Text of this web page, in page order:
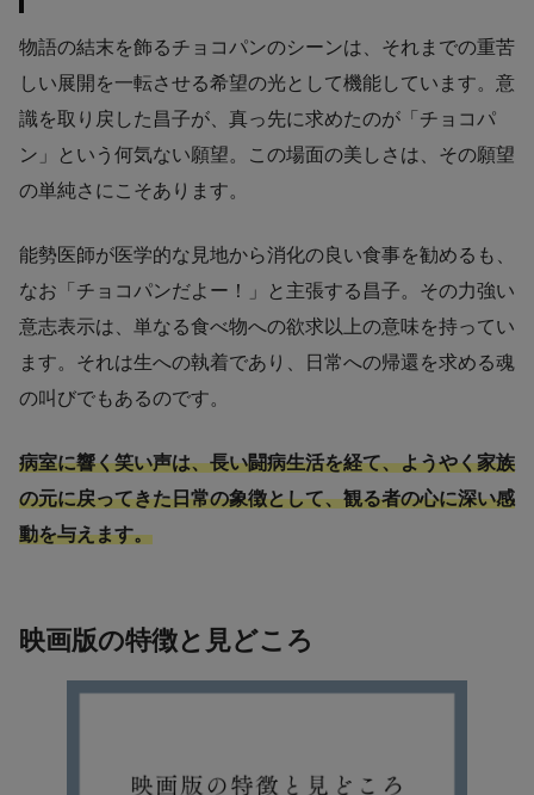
物語の結末を飾るチョコパンのシーンは、それまでの重苦
しい展開を一転させる希望の光として機能しています。意
識を取り戻した昌子が、真っ先に求めたのが「チョコパ
ン」という何気ない願望。この場面の美しさは、その願望
の単純さにこそあります。
能勢医師が医学的な見地から消化の良い食事を勧めるも、
なお「チョコパンだよー！」と主張する昌子。その力強い
意志表示は、単なる食べ物への欲求以上の意味を持ってい
ます。それは生への執着であり、日常への帰還を求める魂
の叫びでもあるのです。
病室に響く笑い声は、長い闘病生活を経て、ようやく家族
の元に戻ってきた日常の象徴として、観る者の心に深い感
動を与えます。
映画版の特徴と見どころ